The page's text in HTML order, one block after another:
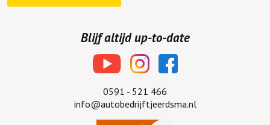
Blijf altijd up-to-date
0591 - 521 466
info@autobedrijftjeerdsma.nl